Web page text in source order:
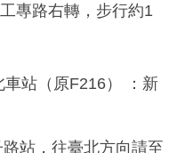
專路右轉，步行約1
站（原F216） ：新
站，往臺北方向請至